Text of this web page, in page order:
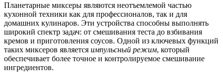
Планетарные миксеры являются неотъемлемой частью
кухонной техники как для профессионалов, так и для
домашних кулинаров. Эти устройства способны выполнять
широкий спектр задач: от смешивания теста до взбивания
кремов и приготовления соусов. Одной из ключевых функций
таких миксеров является импульсный режим, который
обеспечивает более точное и контролируемое смешивание
ингредиентов.